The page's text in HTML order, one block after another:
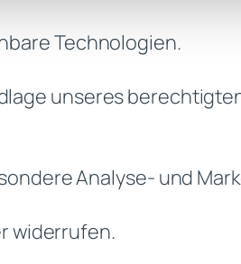
Technologien.
unseres berechtigten
Analyse- und
widerrufen.